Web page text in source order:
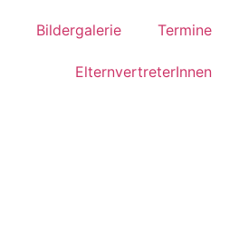
Bildergalerie Termine
ElternvertreterInnen